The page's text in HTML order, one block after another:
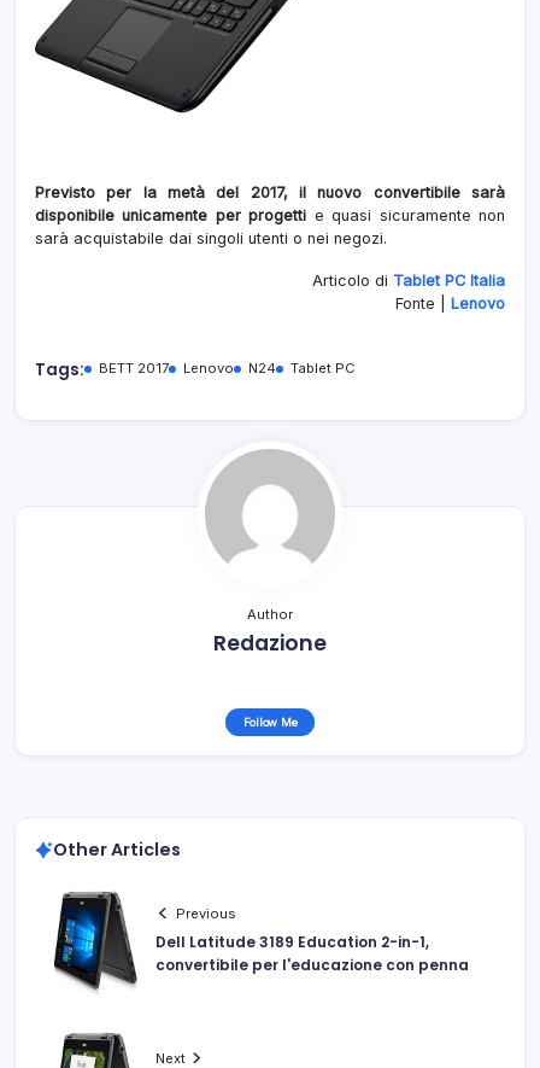
Previsto per la metà del 2017, il nuovo convertibile sarà
disponibile unicamente per progetti e quasi sicuramente non
sarà acquistabile dai singoli utenti o nei negozi.
Articolo di Tablet PC Italia
Fonte | Lenovo
Tags: BETT 2017 Lenovo N24 Tablet PC
Author
Redazione
Follow Me
Other Articles
Previous
Dell Latitude 3189 Education 2-in-1,
convertibile per l'educazione con penna
Next